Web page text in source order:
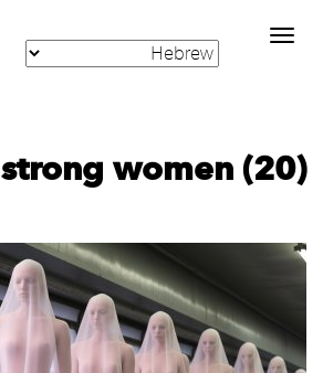
Toggle
navigation
strong women (20)